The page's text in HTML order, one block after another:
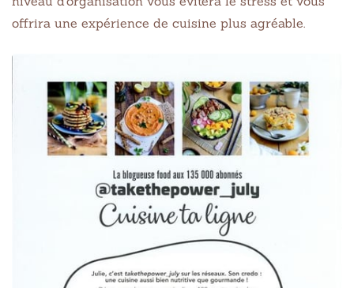
offrira une expérience de cuisine plus agréable.